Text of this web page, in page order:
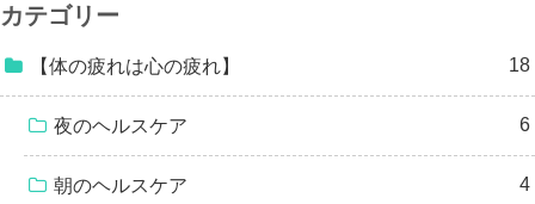
カテゴリー
【体の疲れは心の疲れ】 18
夜のヘルスケア 6
朝のヘルスケア 4